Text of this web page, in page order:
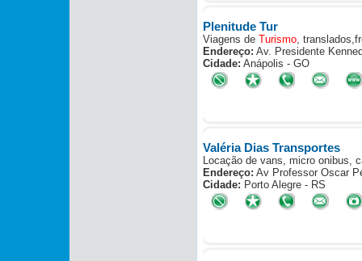
Plenitude Tur
Viagens de Turismo,
Endereço: Av. Presidente
Cidade: Anápolis - GO
Valéria Dias Transportes
Locação de vans, micro onibus,
Endereço: Av Professor Oscar
Cidade: Porto Alegre - RS